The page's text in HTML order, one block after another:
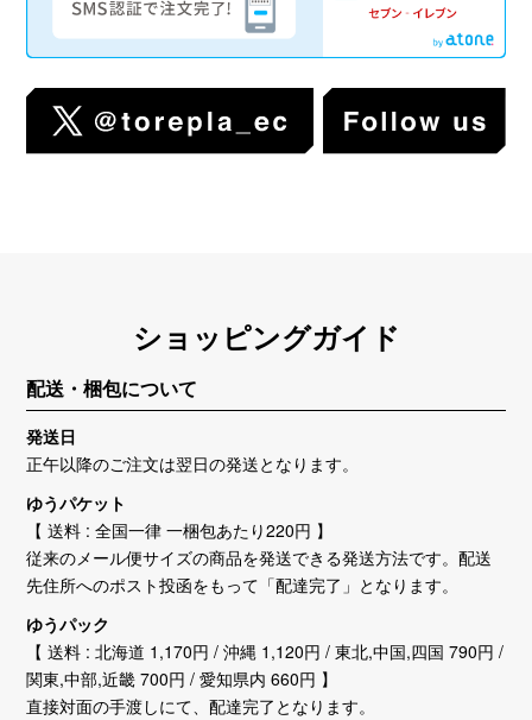
ショッピングガイド
配送・梱包について
発送日
正午以降のご注文は翌日の発送となります。
ゆうパケット
【 送料 : 全国一律 一梱包あたり220円 】
従来のメール便サイズの商品を発送できる発送方法です。配送
先住所へのポスト投函をもって「配達完了」となります。
ゆうパック
【 送料 : 北海道 1,170円 / 沖縄 1,120円 / 東北,中国,四国 790円 /
関東,中部,近畿 700円 / 愛知県内 660円 】
直接対面の手渡しにて、配達完了となります。